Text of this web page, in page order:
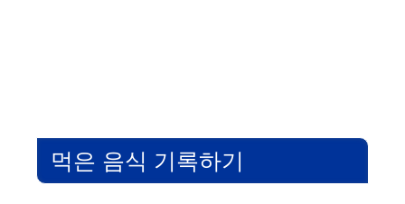
먹은 음식 기록하기